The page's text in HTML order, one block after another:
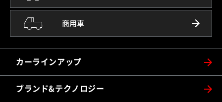
カーラインアップ
商用車
ブランド&テクノロジー